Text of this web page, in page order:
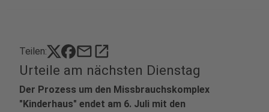
Teilen: mailopen_in_new
Urteile am nächsten Dienstag
Der Prozess um den Missbrauchskomplex
"Kinderhaus" endet am 6. Juli mit den